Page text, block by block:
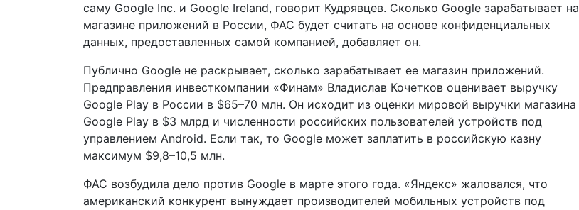
саму Google Inc. и Google Ireland, говорит Кудрявцев. Сколько Google зарабатывает на
магазине приложений в России, ФАС будет считать на основе конфиденциальных
данных, предоставленных самой компанией, добавляет он.
Публично Google не раскрывает, сколько зарабатывает ее магазин приложений.
Предправления инвесткомпании «Финам» Владислав Кочетков оценивает выручку
Google Play в России в $65–70 млн. Он исходит из оценки мировой выручки магазина
Google Play в $3 млрд и численности российских пользователей устройств под
управлением Android. Если так, то Google может заплатить в российскую казну
максимум $9,8–10,5 млн.
ФАС возбудила дело против Google в марте этого года. «Яндекс» жаловался, что
американский конкурент вынуждает производителей мобильных устройств под